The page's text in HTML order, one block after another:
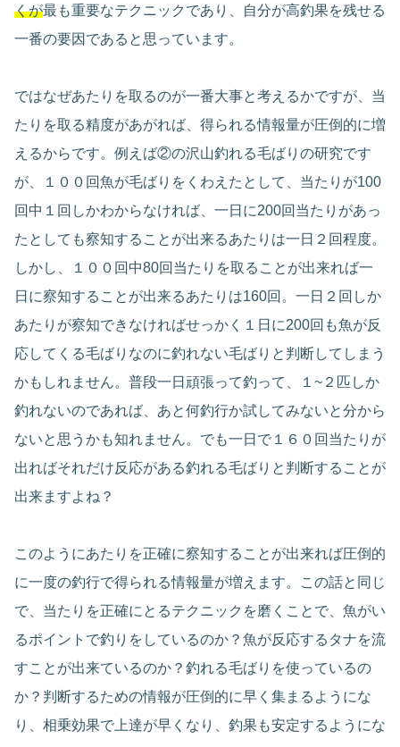
くが最も重要なテクニックであり、自分が高釣果を残せる
一番の要因であると思っています。
ではなぜあたりを取るのが一番大事と考えるかですが、当
たりを取る精度があがれば、得られる情報量が圧倒的に増
えるからです。例えば②の沢山釣れる毛ばりの研究です
が、１００回魚が毛ばりをくわえたとして、当たりが100
回中１回しかわからなければ、一日に200回当たりがあっ
たとしても察知することが出来るあたりは一日２回程度。
しかし、１００回中80回当たりを取ることが出来れば一
日に察知することが出来るあたりは160回。一日２回しか
あたりが察知できなければせっかく１日に200回も魚が反
応してくる毛ばりなのに釣れない毛ばりと判断してしまう
かもしれません。普段一日頑張って釣って、１~２匹しか
釣れないのであれば、あと何釣行か試してみないと分から
ないと思うかも知れません。でも一日で１６０回当たりが
出ればそれだけ反応がある釣れる毛ばりと判断することが
出来ますよね？
このようにあたりを正確に察知することが出来れば圧倒的
に一度の釣行で得られる情報量が増えます。この話と同じ
で、当たりを正確にとるテクニックを磨くことで、魚がい
るポイントで釣りをしているのか？魚が反応するタナを流
すことが出来ているのか？釣れる毛ばりを使っているの
か？判断するための情報が圧倒的に早く集まるようにな
り、相乗効果で上達が早くなり、釣果も安定するようにな